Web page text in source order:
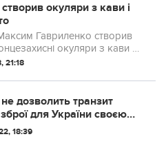
окуляри з кави і
Гавриленко створив
окуляри з кави та
в 100 разів
виріс у сім...
21:18
дозволить транзит
для України своєю
18:39